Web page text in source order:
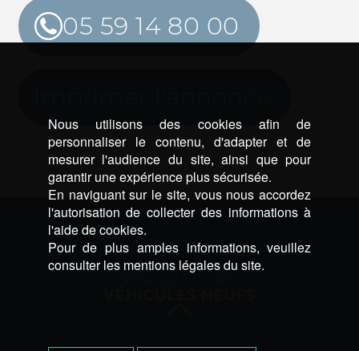
05 59 14 80 00
Réseau Citroën
Nous utilisons des cookies afin de
personnaliser le contenu, d'adapter et de
mesurer l'audience du site, ainsi que pour
garantir une expérience plus sécurisée.
En naviguant sur le site, vous nous accordez
l'autorisation de collecter des informations à
l'aide de cookies.
Pour de plus amples informations, veuillez
consulter les mentions légales du site.